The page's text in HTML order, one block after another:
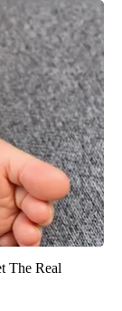
The Real